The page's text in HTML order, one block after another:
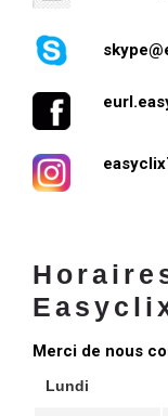
Merci de nous
Lundi